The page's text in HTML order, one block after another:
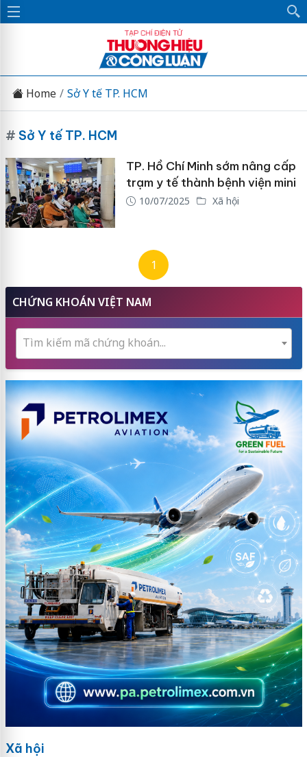
Home Sở Y tế TP. HCM
# Sở Y tế TP. HCM
TP. Hồ Chí Minh sớm nâng cấp
trạm y tế thành bệnh viện mini
10/07/2025 Xã hội
1
CHỨNG KHOÁN VIỆT NAM
Tìm kiếm mã chứng khoán...
Xã hội